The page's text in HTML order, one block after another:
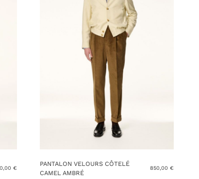
€
PANTALON VELOURS CÔTELÉ
CAMEL AMBRÉ
850,00 €